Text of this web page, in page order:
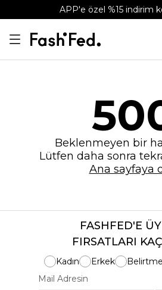
APP'e özel %15 indirim
Beklenmeyen bir
Lütfen daha sonra
Ana sayfaya
FASHFED'E
FIRSATLARI
Kadın Erkek
Mail Adresin